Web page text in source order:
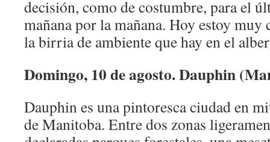
decisión, como de costumbre, para el
mañana por la mañana. Hoy estoy muy
la birria de ambiente que hay en el
Domingo, 10 de agosto. Dauphin
Dauphin es una pintoresca ciudad en
de Manitoba. Entre dos zonas